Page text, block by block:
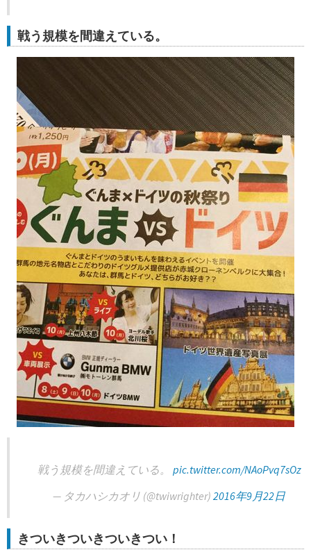
戦う規模を間違えている。
戦う規模を間違えている。 pic.twitter.com/NAoPvq7sOz
— タカハシカオリ (@twiwrighter) 2016年9月22日
きついきついきついきつい！